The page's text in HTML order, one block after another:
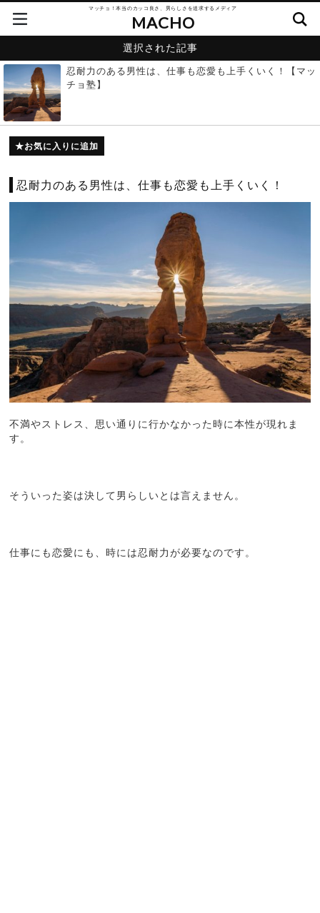
マッチョ！本当のカッコ良さ、男らしさを追求するメディア
MACHO
選択された記事
忍耐力のある男性は、仕事も恋愛も上手くいく！【マッ
チョ塾】
お気に入りに追加
忍耐力のある男性は、仕事も恋愛も上手くいく！
不満やストレス、思い通りに行かなかった時に本性が現れま
す。
そういった姿は決して男らしいとは言えません。
仕事にも恋愛にも、時には忍耐力が必要なのです。